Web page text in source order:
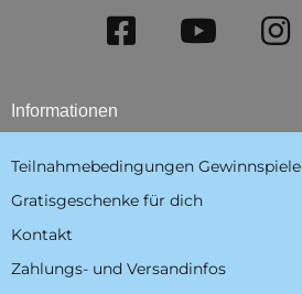
Informationen
Teilnahmebedingungen Gewinnspiele
Gratisgeschenke für dich
Kontakt
Zahlungs- und Versandinfos